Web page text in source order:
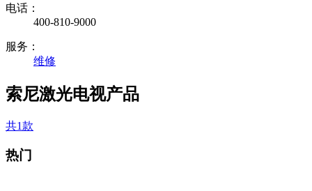
电话：
400-810-9000
服务：
维修
索尼激光电视产品
共1款
热门